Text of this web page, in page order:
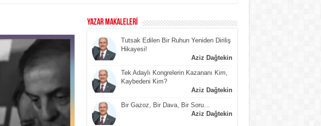
YAZAR MAKALELERİ
Tutsak Edilen Bir Ruhun Yeniden Diriliş
Hikayesi!
Aziz Dağtekin
Tek Adaylı Kongrelerin Kazananı Kim,
Kaybedeni Kim?
Aziz Dağtekin
Bir Gazoz, Bir Dava, Bir Soru…
Aziz Dağtekin